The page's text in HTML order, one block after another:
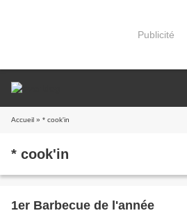
Publicité
Accueil » * cook'in
* cook'in
1er Barbecue de l'année